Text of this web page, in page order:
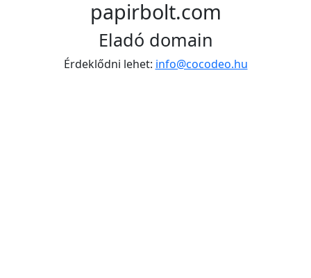
papirbolt.com
Eladó domain
Érdeklődni lehet: info@cocodeo.hu